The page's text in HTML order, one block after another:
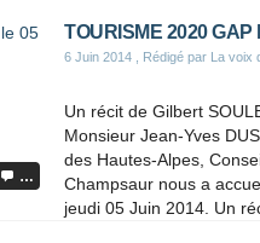
…
TOURISME 2020 GAP
6 Juin 2014 , Rédigé par La voix
Un récit de Gilbert
Monsieur Jean-Yves
des Hautes-Alpes,
Champsaur nous a
jeudi 05 Juin 2014. Un